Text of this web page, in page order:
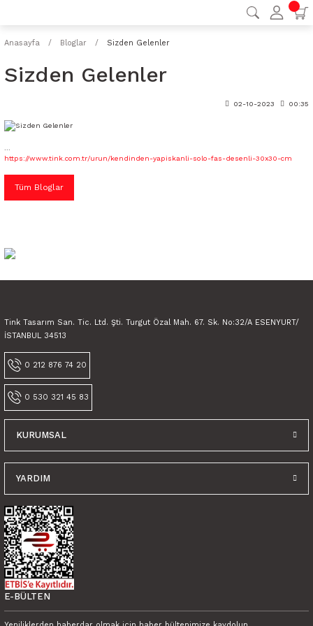
Anasayfa Bloglar Sizden Gelenler
Sizden Gelenler
02-10-2023 00:35
...
https://www.tink.com.tr/urun/kendinden-yapiskanli-solo-fas-desenli-30x30-cm
Tüm Bloglar
Tink Tasarım San. Tic. Ltd. Şti. Turgut Özal Mah. 67. Sk. No:32/A ESENYURT/
İSTANBUL 34513
0 212 876 74 20
0 530 321 45 83
KURUMSAL
YARDIM
E-BÜLTEN